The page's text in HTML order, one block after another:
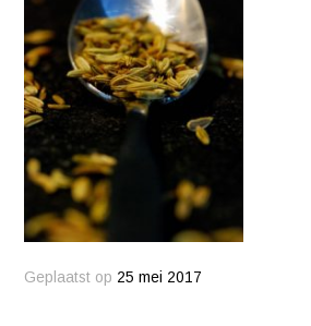
Geplaatst op 25 mei 2017